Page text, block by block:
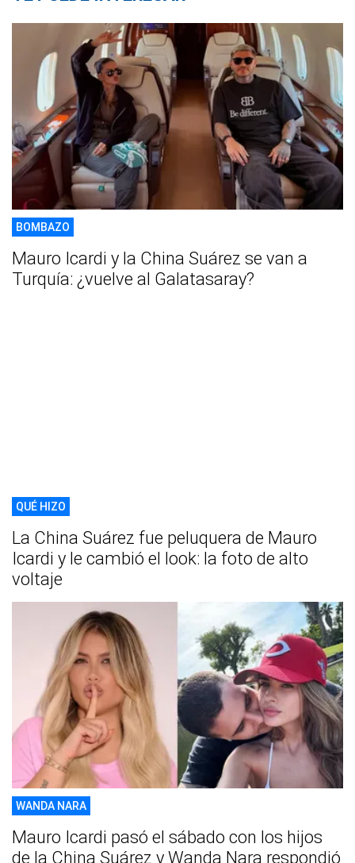
BOMBAZO
Mauro Icardi y la China Suárez se van a
Turquía: ¿vuelve al Galatasaray?
QUÉ HIZO
La China Suárez fue peluquera de Mauro
Icardi y le cambió el look: la foto de alto
voltaje
WANDA NARA
Mauro Icardi pasó el sábado con los hijos
de la China Suárez y Wanda Nara respondió